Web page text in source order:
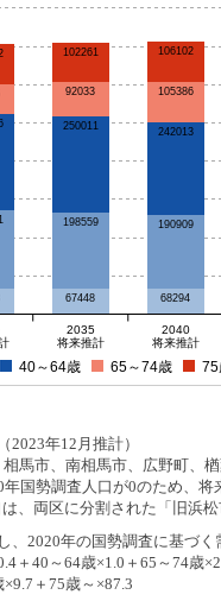
67448 68294
198559 190909
250011 242013
92033 105386
102261 106102
2035
将来推計
2040
将来推計
40～64歳 65～74歳 75
年12月推計）
馬市、南相馬市、広野町、
勢調査人口が0のため、将
、両区に分割された「旧浜
2020年の国勢調査に基づ
＋40～64歳×1.0＋65～74歳
＋75歳～×87.3